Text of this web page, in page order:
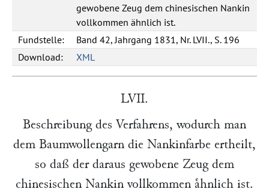
gewobene Zeug dem chinesischen Nankin
vollkommen ähnlich ist.
Fundstelle:
Band 42, Jahrgang 1831, Nr. LVII., S. 196
Download:
XML
LVII.
Beschreibung des Verfahrens, wodurch man
dem Baumwollengarn die Nankinfarbe ertheilt,
so daß der daraus gewobene Zeug dem
chinesischen Nankin vollkommen aͤhnlich ist.